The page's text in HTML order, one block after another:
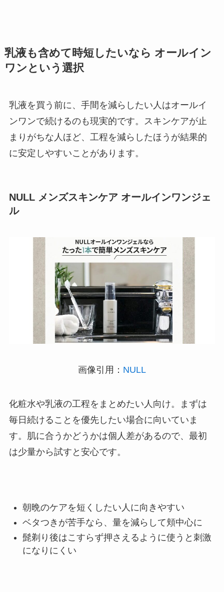
乳液も含めて時短したいなら オールイン
ワンという選択
乳液を買う前に、手間を減らしたい人はオールイ
ンワンで続けるのも現実的です。スキンケアが止
まりがちな人ほど、工程を減らしたほうが結果的
に安定しやすいことがあります。
NULL メンズスキンケア オールインワンジェ
ル
画像引用： NULL
化粧水や乳液の工程をまとめたい人向け。まずは
毎日続けることを優先したい場合に向いていま
す。肌に合うかどうかは個人差があるので、最初
は少量から試すと安心です。
朝晩のケアを短くしたい人に向きやすい
ベタつきが苦手なら、量を減らして頬中心に
髭剃り後はこすらず押さえるように使うと刺激
になりにくい